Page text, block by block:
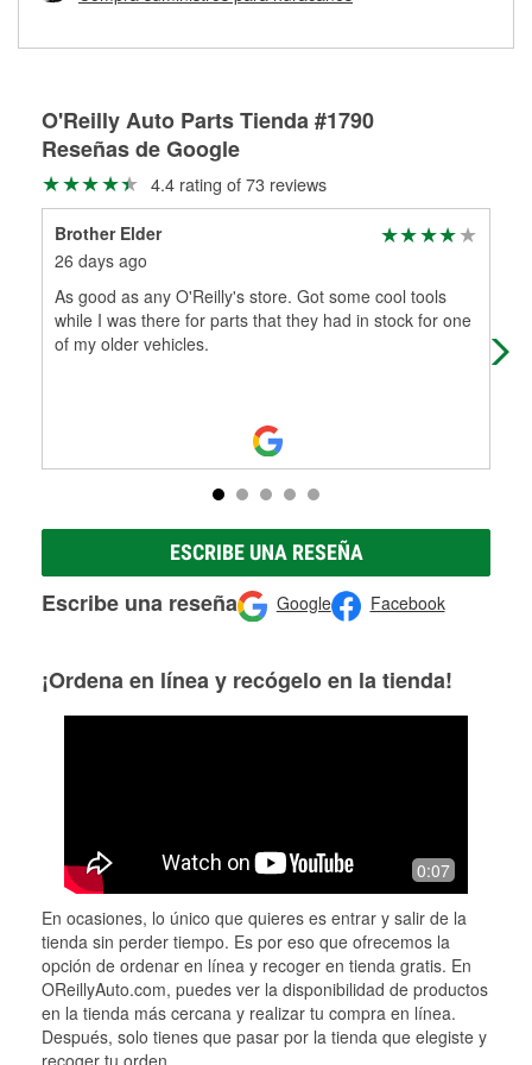
partes de reemplazo correctas para tu reparación.
O'Reilly Auto Parts Tienda #1790
Reseñas de Google
4.4 rating of 73 reviews
Brother Elder
26 days ago
As good as any O'Reilly's store. Got some cool tools
while I was there for parts that they had in stock for one
of my older vehicles.
ESCRIBE UNA RESEÑA
Escribe una reseña Google Facebook
¡Ordena en línea y recógelo en la tienda!
0:07
En ocasiones, lo único que quieres es entrar y salir de la
tienda sin perder tiempo. Es por eso que ofrecemos la
opción de ordenar en línea y recoger en tienda gratis. En
OReillyAuto.com, puedes ver la disponibilidad de productos
en la tienda más cercana y realizar tu compra en línea.
Después, solo tienes que pasar por la tienda que elegiste y
recoger tu orden.